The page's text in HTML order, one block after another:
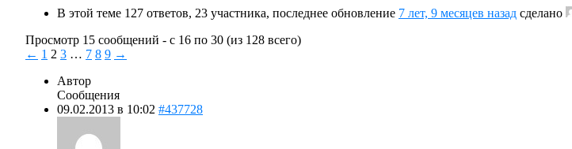
В этой теме 127 ответов, 23 участника, последнее обновление 7 лет, 9 месяцев назад сделано
Просмотр 15 сообщений - с 16 по 30 (из 128 всего)
← 1 2 3 … 7 8 9 →
Автор
Сообщения
09.02.2013 в 10:02 #437728